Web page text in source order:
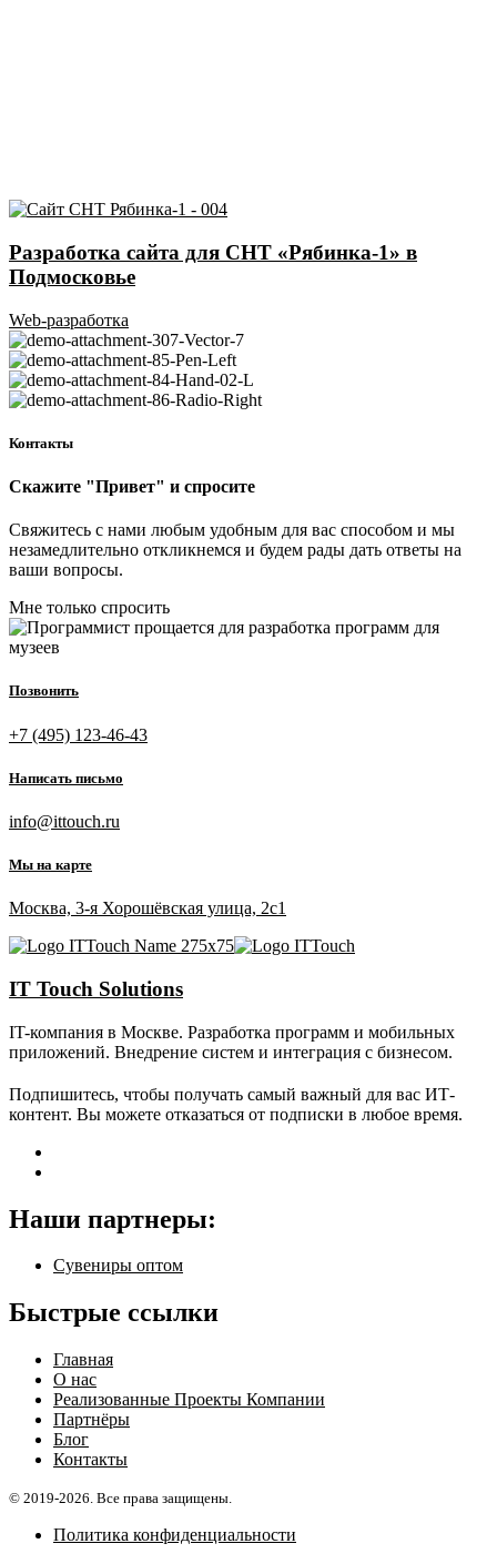
Разработка сайта для СНТ «Рябинка-1» в
Подмосковье
Web-разработка
Контакты
Скажите "Привет" и спросите
Свяжитесь с нами любым удобным для вас способом и мы
незамедлительно откликнемся и будем рады дать ответы на
ваши вопросы.
Мне только спросить
Позвонить
+7 (495) 123-46-43
Написать письмо
info@ittouch.ru
Мы на карте
Москва, 3-я Хорошёвская улица, 2с1
IT Touch Solutions
IT-компания в Москве. Разработка программ и мобильных
приложений. Внедрение систем и интеграция с бизнесом.
Подпишитесь, чтобы получать самый важный для вас ИТ-
контент. Вы можете отказаться от подписки в любое время.
Наши партнеры:
Сувениры оптом
Быстрые ссылки
Главная
О нас
Реализованные Проекты Компании
Партнёры
Блог
Контакты
© 2019-2026. Все права защищены.
Политика конфиденциальности